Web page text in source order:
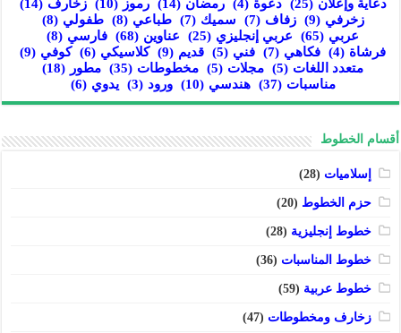
دعاية وإعلان (25) دعوة (4) رمضان (14) رموز (10) زخارف (14)
زخرفي (9) زفاف (7) سميك (7) طباعي (8) طفولي (8)
عربي (65) عربي إنجليزي (25) عناوين (68) فارسي (8)
فرشاة (4) فكاهي (7) فني (5) قديم (9) كلاسيكي (6) كوفي (9)
متعدد اللغات (5) مجلات (5) مخطوطات (35) مطور (18)
مناسبات (37) هندسي (10) ورود (3) يدوي (6)
أقسام الخطوط
إسلاميات (28)
حزم الخطوط (20)
خطوط إنجليزية (28)
خطوط المناسبات (36)
خطوط عربية (59)
زخارف ومخطوطات (47)